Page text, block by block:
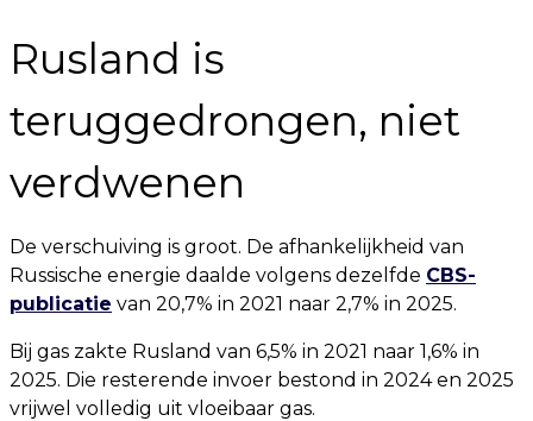
Rusland is
teruggedrongen, niet
verdwenen
De verschuiving is groot. De afhankelijkheid van
Russische energie daalde volgens dezelfde CBS-
publicatie van 20,7% in 2021 naar 2,7% in 2025.
Bij gas zakte Rusland van 6,5% in 2021 naar 1,6% in
2025. Die resterende invoer bestond in 2024 en 2025
vrijwel volledig uit vloeibaar gas.